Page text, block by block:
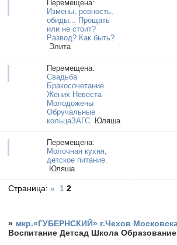
Перемещена:
Измены, ревность,
обиды... Прощать
или не стоит?
Развод? Как быть?
Элита
Перемещена:
Свадьба
Бракосочетание
Жених Невеста
Молодожены
Обручальные
кольцаЗАГС
Юляша
Перемещена:
Молочная кухня,
детское питание.
Юляша
Страница:« 1 2
» мкр.«ГУБЕРНСКИЙ» г.Чехов
Воспитание Детсад Школа Образование